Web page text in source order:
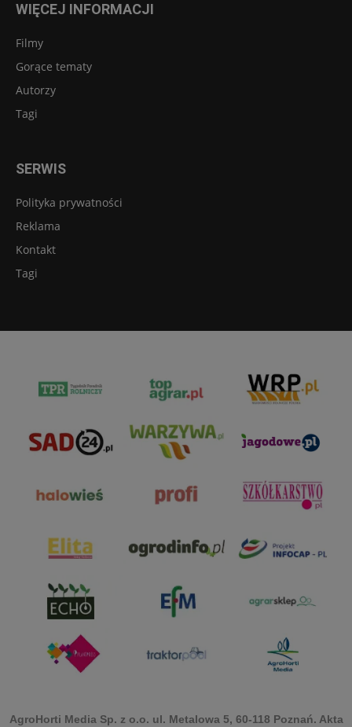
WIĘCEJ INFORMACJI
Filmy
Gorące tematy
Autorzy
Tagi
SERWIS
Polityka prywatności
Reklama
Kontakt
Tagi
AgroHorti Media Sp. z o.o. ul. Metalowa 5, 60-118 Poznań. Akta